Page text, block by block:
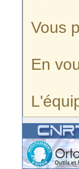
Vous
En